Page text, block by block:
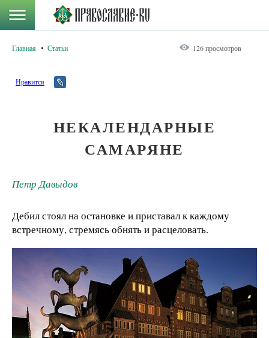
Главная Статьи 126 просмотров
Нравится
НЕКАЛЕНДАРНЫЕ
САМАРЯНЕ
Петр Давыдов
Дебил стоял на остановке и приставал к каждому
встречному, стремясь обнять и расцеловать.